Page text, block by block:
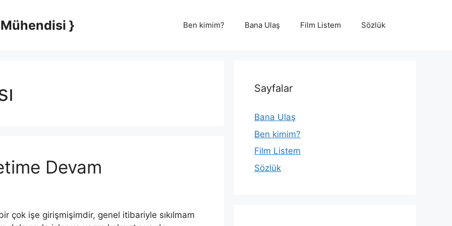
} Ben kimim? Bana Ulaş Film Listem Sözlük
Devam
çok işe girişmişimdir, genel itibariyle sıkılmam
Sayfalar
Bana Ulaş
Ben kimim?
Film Listem
Sözlük